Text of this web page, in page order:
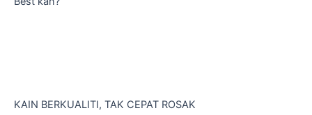
KAIN BERKUALITI, TAK CEPAT ROSAK